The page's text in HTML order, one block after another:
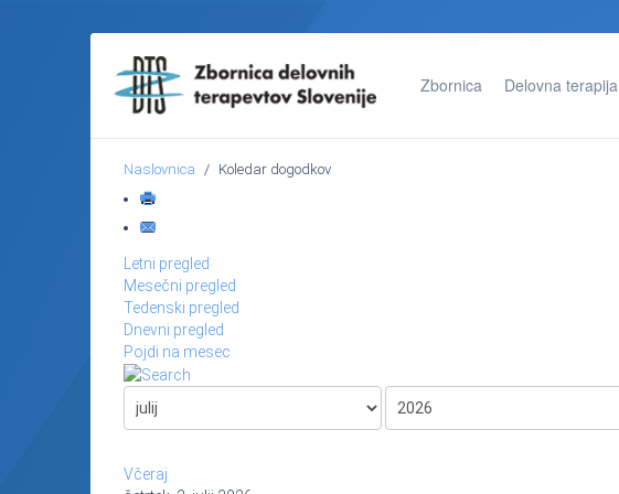
Zbornica Delovna terapija
Naslovnica Koledar dogodkov
Letni pregled
Mesečni pregled
Tedenski pregled
Dnevni pregled
Pojdi na mesec
Včeraj